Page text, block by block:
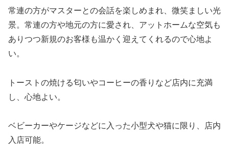
常連の方がマスターとの会話を楽しめまれ、微笑ましい光
景。常連の方や地元の方に愛され、アットホームな空気も
ありつつ新規のお客様も温かく迎えてくれるので心地よ
い。
トーストの焼ける匂いやコーヒーの香りなど店内に充満
し、心地よい。
ベビーカーやケージなどに入った小型犬や猫に限り、店内
入店可能。